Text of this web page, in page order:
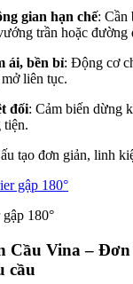
gian hạn chế: Cần
trần hoặc đường
ái, bền bỉ: Động cơ
liên tục.
đối: Cảm biến dừng
tiện.
tạo đơn giản, linh
180°
Cầu Vina – Đơn
cầu